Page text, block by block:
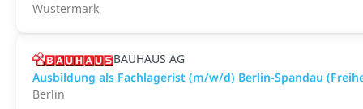
Wustermark
BAUHAUS AG
Ausbildung als Fachlagerist (m/w/d) Berlin-Spandau
Berlin